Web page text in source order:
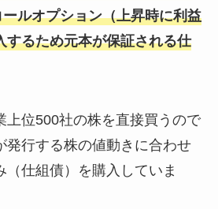
ルオプション（上昇時に利益
するため元本が保証される仕
上位500社の株を直接買うので
発行する株の値動きに合わせ
（仕組債）を購入していま